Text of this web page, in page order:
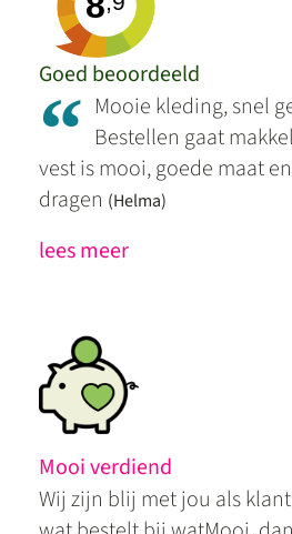
Goed beoordeeld
“ Mooie kleding, snel
Bestellen gaat
vest is mooi, goede maat
dragen (Helma)
lees meer
Mooi verdiend
Wij zijn blij met jou als